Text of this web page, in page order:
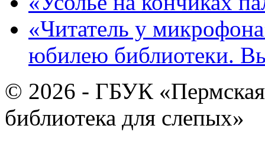
«Читатель у
юбилею библиотеки.
© 2026 - ГБУК «Пермская
библиотека для слепых»